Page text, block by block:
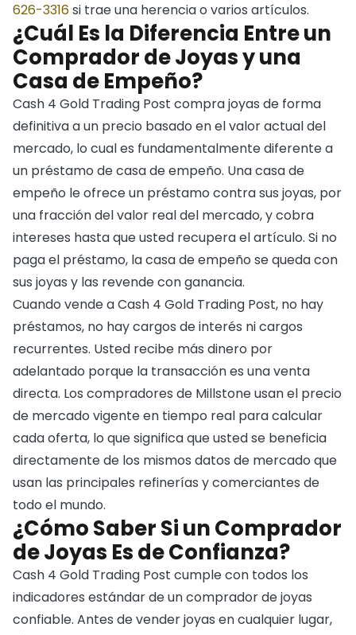
626-3316si trae una herencia o varios artículos.
¿Cuál Es la Diferencia Entre un
Comprador de Joyas y una
Casa de Empeño?
Cash 4 Gold Trading Post compra joyas de forma
definitiva a un precio basado en el valor actual del
mercado, lo cual es fundamentalmente diferente a
un préstamo de casa de empeño. Una casa de
empeño le ofrece un préstamo contra sus joyas, por
una fracción del valor real del mercado, y cobra
intereses hasta que usted recupera el artículo. Si no
paga el préstamo, la casa de empeño se queda con
sus joyas y las revende con ganancia.
Cuando vende a Cash 4 Gold Trading Post, no hay
préstamos, no hay cargos de interés ni cargos
recurrentes. Usted recibe más dinero por
adelantado porque la transacción es una venta
directa. Los compradores de Millstone usan el precio
de mercado vigente en tiempo real para calcular
cada oferta, lo que significa que usted se beneficia
directamente de los mismos datos de mercado que
usan las principales refinerías y comerciantes de
todo el mundo.
¿Cómo Saber Si un Comprador
de Joyas Es de Confianza?
Cash 4 Gold Trading Post cumple con todos los
indicadores estándar de un comprador de joyas
confiable. Antes de vender joyas en cualquier lugar,